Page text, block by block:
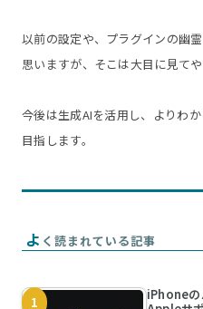
以前の設定や、プラグインの幽
思いますが、そこは大目に見て
今後は生成AIを活用し、よりわ
目指します。
よ く読まれている記事
iPhoneの